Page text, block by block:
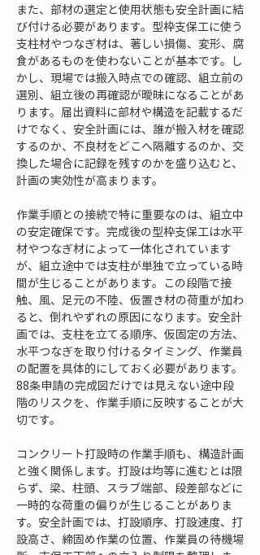
また、部材の選定と使用状態も安全計画に結
び付ける必要があります。型枠支保工に使う
支柱材やつなぎ材は、著しい損傷、変形、腐
食があるものを使わないことが基本です。し
かし、現場では搬入時点での確認、組立前の
選別、組立後の再確認が曖昧になることがあ
ります。届出資料に部材や構造を記載するだ
けでなく、安全計画には、誰が搬入材を確認
するのか、不良材をどこへ隔離するのか、交
換した場合に記録を残すのかを盛り込むと、
計画の実効性が高まります。
作業手順との接続で特に重要なのは、組立中
の安定確保です。完成後の型枠支保工は水平
材やつなぎ材によって一体化されています
が、組立途中では支柱が単独で立っている時
間が生じることがあります。この段階で接
触、風、足元の不陸、仮置き材の荷重が加わ
ると、倒れやずれの原因になります。安全計
画では、支柱を立てる順序、仮固定の方法、
水平つなぎを取り付けるタイミング、作業員
の配置を具体的にしておく必要があります。
88条申請の完成図だけでは見えない途中段
階のリスクを、作業手順に反映することが大
切です。
コンクリート打設時の作業手順も、構造計画
と強く関係します。打設は均等に進むとは限
らず、梁、柱頭、スラブ端部、段差部などに
一時的な荷重の偏りが生じることがありま
す。安全計画では、打設順序、打設速度、打
設高さ、締固め作業の位置、作業員の待機場